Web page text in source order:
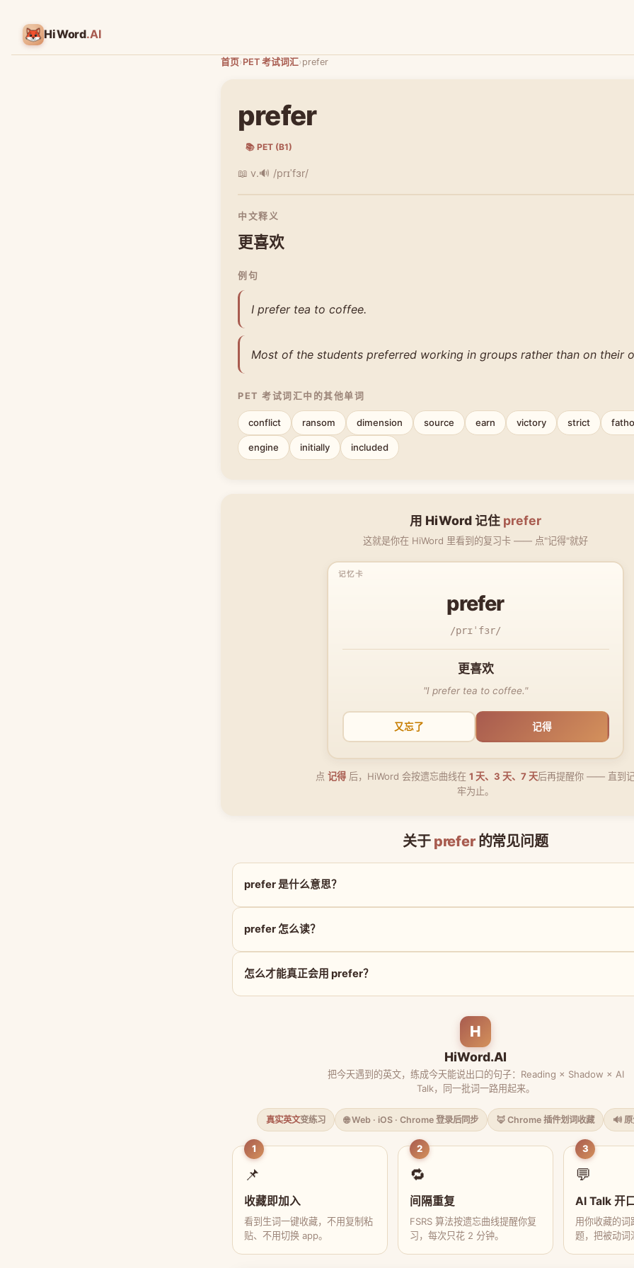
HiWord.AI
首页›PET 考试词汇›prefer
prefer
📚 PET (B1)
📖 v.🔊 /prɪˈfɜr/
中文释义
更喜欢
例句
I prefer tea to coffee.
Most of the students preferred working in groups rather than on their
PET 考试词汇中的其他单词
conflict ransom dimension source earn victory strict
engine initially included
用 HiWord 记住 prefer
这就是你在 HiWord 里看到的复习卡 —— 点"记得"就好
prefer
/prɪˈfɜr/
更喜欢
"I prefer tea to coffee."
又忘了 记得
点 记得 后，HiWord 会按遗忘曲线在 1 天、3 天、7 天后再提醒你 —— 直到
牢为止。
关于 prefer的常见问题
prefer 是什么意思？
prefer 怎么读？
怎么才能真正会用 prefer？
H
HiWord.AI
把今天遇到的英文，练成今天能说出口的句子：Reading × Shadow × AI
Talk，同一批词一路用起来。
真实英文变练习 🌐 Web · iOS · Chrome 登录后同步 🦊 Chrome 插件划词收藏 🔊
1
📌
收藏即加入
看到生词一键收藏，不用复制粘
贴、不用切换 app。
2
🔁
间隔重复
FSRS 算法按遗忘曲线提醒你复
习，每次只花 2 分钟。
3
💬
AI Talk 开
用你收藏的词
题，把被动词